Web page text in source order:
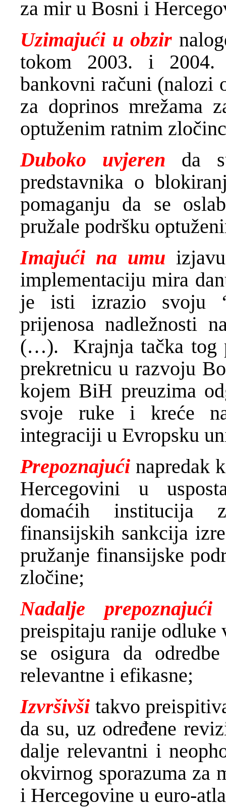
za mir u Bosni i
Uzimajući u obzir
tokom 2003. i 2004.
bankovni računi (nalozi
za doprinos mrežama
optuženim ratnim
Duboko uvjeren da
predstavnika o
pomaganju da se
pružale podršku
Imajući na umu
implementaciju mira
je isti izrazio svoju
prijenosa nadležnosti
(…). Krajnja tačka tog
prekretnicu u razvoju
kojem BiH preuzima
svoje ruke i kreće
integraciji u Evropsku
Prepoznajući napredak
Hercegovini u
domaćih institucija
finansijskih sankcija
pružanje finansijske
zločine;
Nadalje prepoznajući
preispitaju ranije odluke
se osigura da
relevantne i efikasne;
Izvršivši takvo
da su, uz određene
dalje relevantni i
okvirnog sporazuma za
i Hercegovine u euro-